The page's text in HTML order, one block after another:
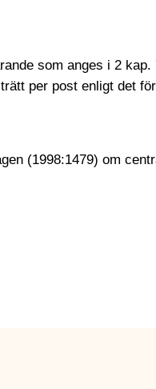
som anges i 2
per post enligt det
(1998:1479) om